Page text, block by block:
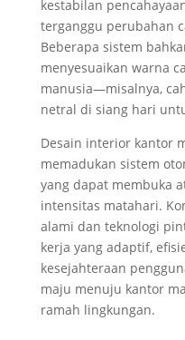
kestabilan
terganggu perubahan
Beberapa sistem
menyesuaikan warna
manusia—misalnya,
netral di siang hari
Desain interior kantor
memadukan sistem
yang dapat membuka
intensitas matahari.
alami dan teknologi
kerja yang adaptif,
kesejahteraan
maju menuju kantor
ramah lingkungan.